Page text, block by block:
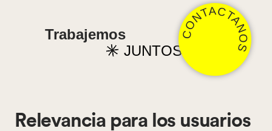
Trabajemos
JUNTOSCONTACTANOS
Relevancia para los usuarios